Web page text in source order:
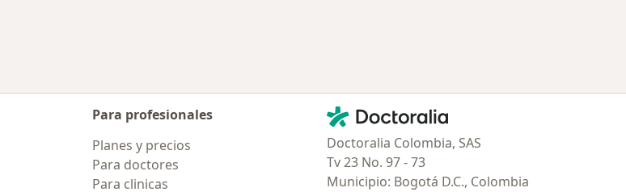
Para profesionales
Planes y precios
Para doctores
Para clinicas
Contacto
Doctoralia - Página de inicio
Doctoralia Colombia, SAS
Tv 23 No. 97 - 73
Municipio: Bogotá D.C., Colombia